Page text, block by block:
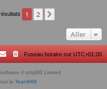
1 2
Aller
Fuseau horaire sur UTC+01:00
© phpBB Limited
la Team666